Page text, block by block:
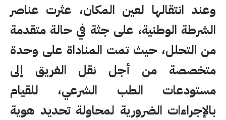
وعند انتقالها لعين المكان، عثرت عناصر
الشرطة الوطنية، على جثة في حالة متقدمة
من التحلل، حيث تمت المناداة على وحدة
متخصصة من أجل نقل الغريق إلى
مستودعات الطب الشرعي، للقيام
بالإجراءات الضرورية لمحاولة تحديد هوية